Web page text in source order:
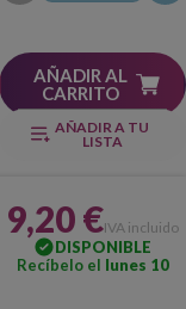
AÑADIR AL
CARRITO
AÑADIR A TU
LISTA
9,20 €IVA incluido
DISPONIBLE
Recíbelo el lunes 10